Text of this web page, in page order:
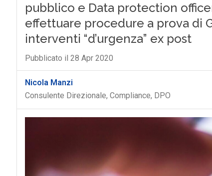
pubblico e Data protection
effettuare procedure a prova di
interventi “d’urgenza” ex post
Pubblicato il 28 Apr 2020
Nicola Manzi
Consulente Direzionale, Compliance, DPO